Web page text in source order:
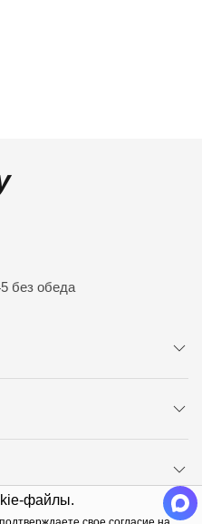
файлы.
без обеда